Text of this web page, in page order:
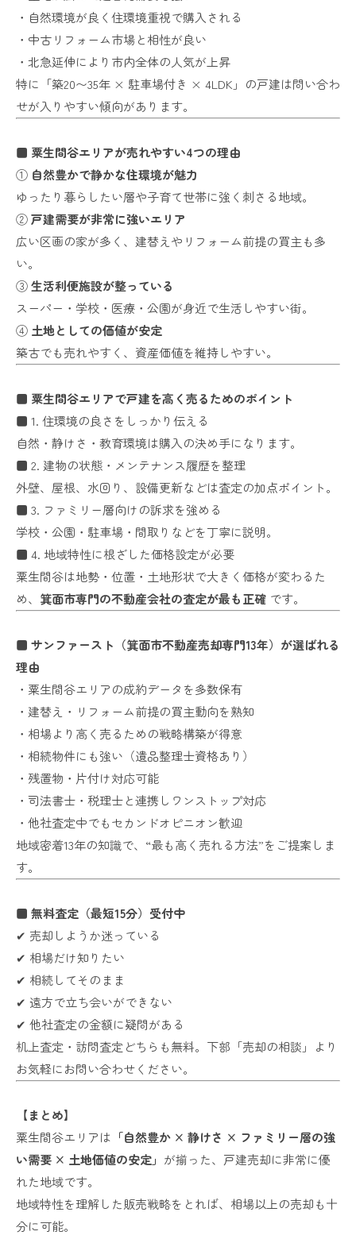
・自然環境が良く住環境重視で購入される
・中古リフォーム市場と相性が良い
・北急延伸により市内全体の人気が上昇
特に「築20〜35年 × 駐車場付き × 4LDK」の戸建は問い合わ
せが入りやすい傾向があります。
■ 粟生間谷エリアが売れやすい4つの理由
① 自然豊かで静かな住環境が魅力
ゆったり暮らしたい層や子育て世帯に強く刺さる地域。
②戸建需要が非常に強いエリア
広い区画の家が多く、建替えやリフォーム前提の買主も多
い。
③生活利便施設が整っている
スーパー・学校・医療・公園が身近で生活しやすい街。
④ 土地としての価値が安定
築古でも売れやすく、資産価値を維持しやすい。
■ 粟生間谷エリアで戸建を高く売るためのポイント
■ 1. 住環境の良さをしっかり伝える
自然・静けさ・教育環境は購入の決め手になります。
■ 2. 建物の状態・メンテナンス履歴を整理
外壁、屋根、水回り、設備更新などは査定の加点ポイント。
■ 3. ファミリー層向けの訴求を強める
学校・公園・駐車場・間取りなどを丁寧に説明。
■ 4. 地域特性に根ざした価格設定が必要
粟生間谷は地勢・位置・土地形状で大きく価格が変わるた
め、 箕面市専門の不動産会社の査定が最も正確 です。
■ サンファースト（箕面市不動産売却専門13年）が選ばれる
理由
・粟生間谷エリアの成約データを多数保有
・建替え・リフォーム前提の買主動向を熟知
・相場より高く売るための戦略構築が得意
・相続物件にも強い（遺品整理士資格あり）
・残置物・片付け対応可能
・司法書士・税理士と連携しワンストップ対応
・他社査定中でもセカンドオピニオン歓迎
地域密着13年の知識で、“最も高く売れる方法”をご提案しま
す。
■ 無料査定（最短15分）受付中
✔ 売却しようか迷っている
✔ 相場だけ知りたい
✔ 相続してそのまま
✔ 遠方で立ち会いができない
✔ 他社査定の金額に疑問がある
机上査定・訪問査定どちらも無料。下部「売却の相談」より
お気軽にお問い合わせください。
【まとめ】
粟生間谷エリアは 「自然豊か × 静けさ × ファミリー層の強
い需要 × 土地価値の安定」 が揃った、戸建売却に非常に優
れた地域です。
地域特性を理解した販売戦略をとれば、相場以上の売却も十
分に可能。